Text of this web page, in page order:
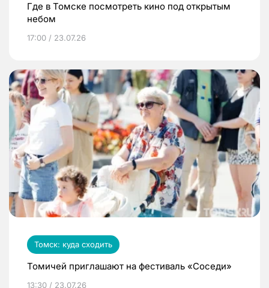
Где в Томске посмотреть кино под открытым
небом
17:00 / 23.07.26
Томск: куда сходить
Томичей приглашают на фестиваль «Соседи»
13:30 / 23.07.26